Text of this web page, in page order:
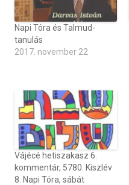
Napi Tóra és Talmud-
tanulás
2017. november 22
Vájécé hetiszakasz 6.
kommentár, 5780. Kiszlév
8. Napi Tóra, sábát